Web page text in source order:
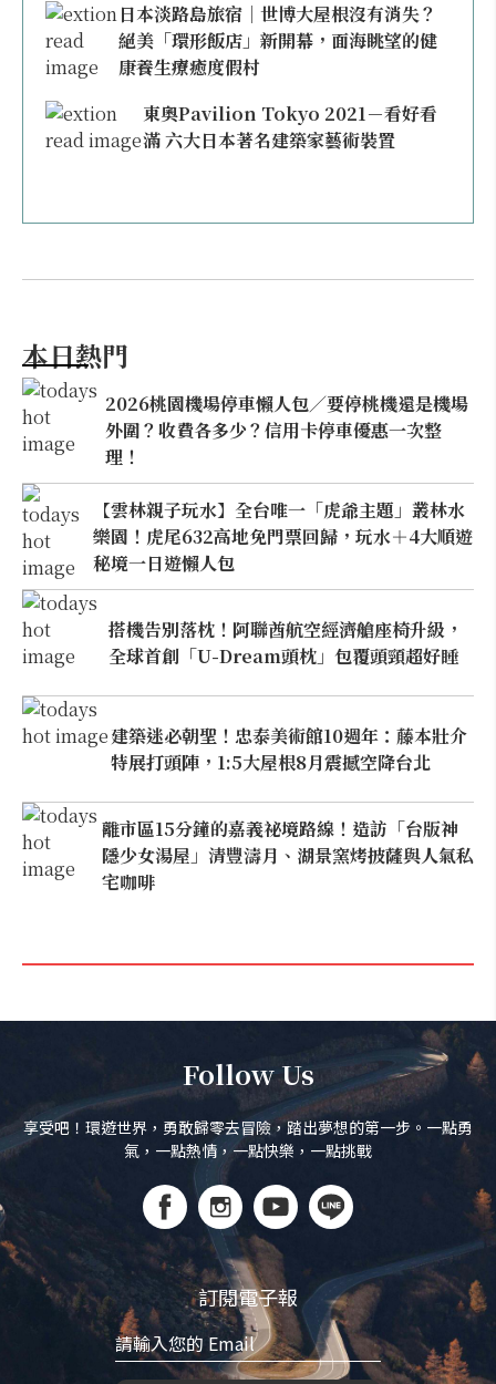
日本淡路島旅宿｜世博大屋根沒有消失？
絕美「環形飯店」新開幕，面海眺望的健
康養生療癒度假村
東奧Pavilion Tokyo 2021－看好看
滿 六大日本著名建築家藝術裝置
本日熱門
2026桃園機場停車懶人包／要停桃機還是機場
外圍？收費各多少？信用卡停車優惠一次整
理！
【雲林親子玩水】全台唯一「虎爺主題」叢林水
樂園！虎尾632高地免門票回歸，玩水＋4大順遊
秘境一日遊懶人包
搭機告別落枕！阿聯酋航空經濟艙座椅升級，
全球首創「U-Dream頭枕」包覆頭頸超好睡
建築迷必朝聖！忠泰美術館10週年：藤本壯介
特展打頭陣，1:5大屋根8月震撼空降台北
離市區15分鐘的嘉義祕境路線！造訪「台版神
隱少女湯屋」清豐濤月、湖景窯烤披薩與人氣私
宅咖啡
Follow Us
享受吧！環遊世界，勇敢歸零去冒險，踏出夢想的第一步。一點勇
氣，一點熱情，一點快樂，一點挑戰
訂閱電子報